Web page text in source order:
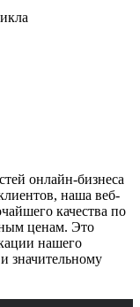
онлайн-бизнеса
наша веб-
качества по
ценам. Это
нашего
значительному